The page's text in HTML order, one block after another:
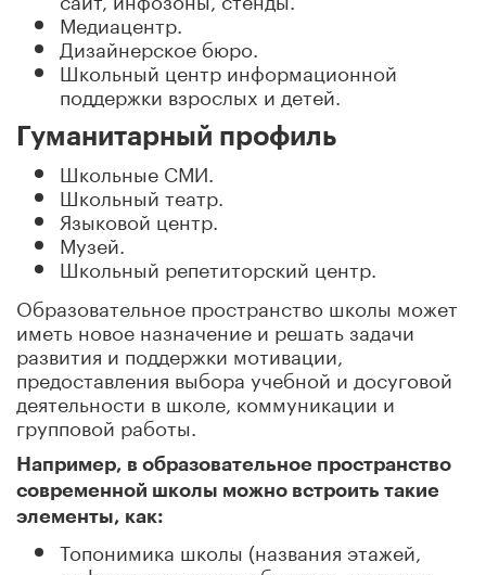
Медиацентр.
Дизайнерское бюро.
Школьный центр информационной
поддержки взрослых и детей.
Гуманитарный профиль
Школьные СМИ.
Школьный театр.
Языковой центр.
Музей.
Школьный репетиторский центр.
Образовательное пространство школы может
иметь новое назначение и решать задачи
развития и поддержки мотивации,
предоставления выбора учебной и досуговой
деятельности в школе, коммуникации и
групповой работы.
Например, в образовательное пространство
современной школы можно встроить такие
элементы, как:
Топонимика школы (названия этажей,